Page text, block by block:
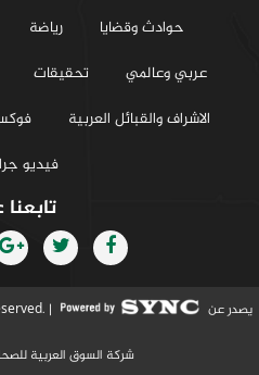
حوادث وقضايا
رياضة
عربي وعالمي
تحقيقات
الاشراف والقبائل العربية
فيديو
| يصدر عن
شركة السوق العربية